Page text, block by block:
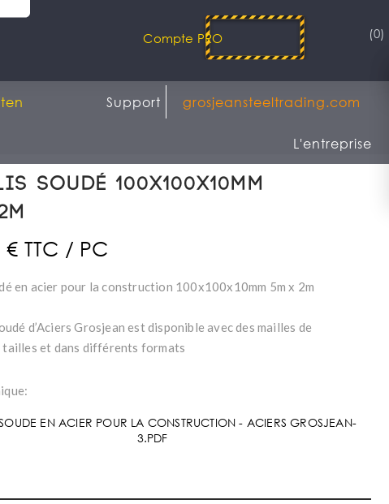
Compte PRO (0)
grosjeansteeltrading.com
Support
L'entreprise
soudé 100x100x10mm
TTC / PC
en acier pour la construction 100x100x10mm 5m x 2m
d’Aciers Grosjean est disponible avec des mailles de
et dans différents formats
SOUDE EN ACIER POUR LA CONSTRUCTION - ACIERS GROSJEAN-
3.PDF